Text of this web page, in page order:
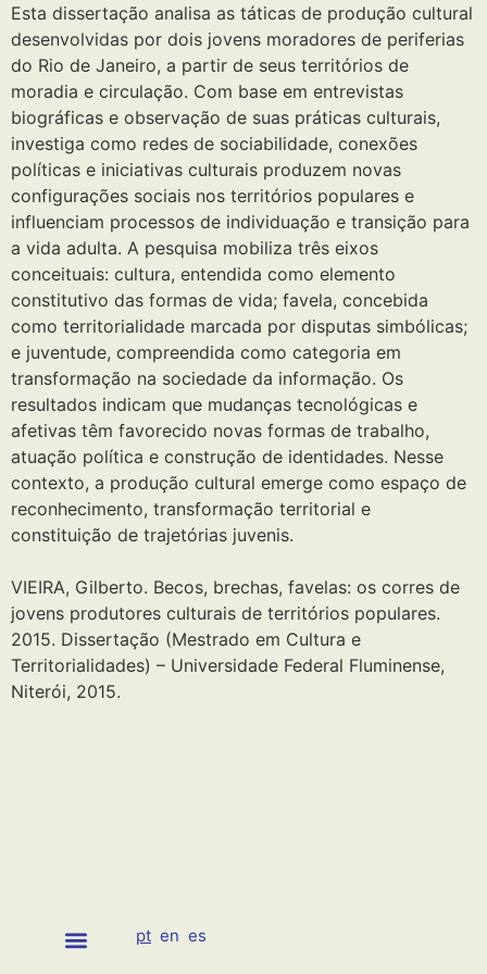
pt en es
Esta dissertação analisa as táticas de produção cultural
desenvolvidas por dois jovens moradores de periferias
do Rio de Janeiro, a partir de seus territórios de
moradia e circulação. Com base em entrevistas
biográficas e observação de suas práticas culturais,
investiga como redes de sociabilidade, conexões
políticas e iniciativas culturais produzem novas
configurações sociais nos territórios populares e
influenciam processos de individuação e transição para
a vida adulta. A pesquisa mobiliza três eixos
conceituais: cultura, entendida como elemento
constitutivo das formas de vida; favela, concebida
como territorialidade marcada por disputas simbólicas;
e juventude, compreendida como categoria em
transformação na sociedade da informação. Os
resultados indicam que mudanças tecnológicas e
afetivas têm favorecido novas formas de trabalho,
atuação política e construção de identidades. Nesse
contexto, a produção cultural emerge como espaço de
reconhecimento, transformação territorial e
constituição de trajetórias juvenis.
VIEIRA, Gilberto. Becos, brechas, favelas: os corres de
jovens produtores culturais de territórios populares.
2015. Dissertação (Mestrado em Cultura e
Territorialidades) – Universidade Federal Fluminense,
Niterói, 2015.